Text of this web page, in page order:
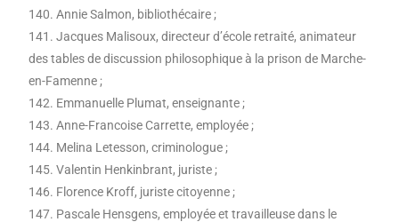
140. Annie Salmon, bibliothécaire ;
141. Jacques Malisoux, directeur d’école retraité, animateur
des tables de discussion philosophique à la prison de Marche-
en-Famenne ;
142. Emmanuelle Plumat, enseignante ;
143. Anne-Francoise Carrette, employée ;
144. Melina Letesson, criminologue ;
145. Valentin Henkinbrant, juriste ;
146. Florence Kroff, juriste citoyenne ;
147. Pascale Hensgens, employée et travailleuse dans le